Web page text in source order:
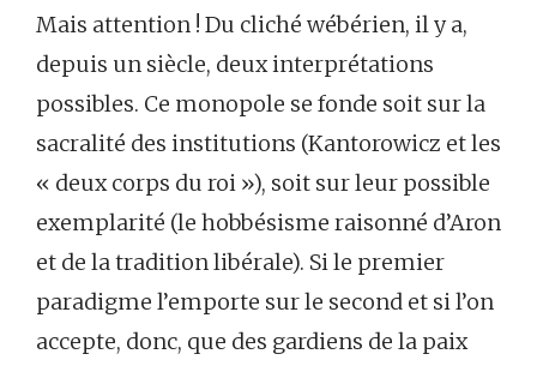
Mais attention ! Du cliché wébérien, il y a,
depuis un siècle, deux interprétations
possibles. Ce monopole se fonde soit sur la
sacralité des institutions (Kantorowicz et les
« deux corps du roi »), soit sur leur possible
exemplarité (le hobbésisme raisonné d’Aron
et de la tradition libérale). Si le premier
paradigme l’emporte sur le second et si l’on
accepte, donc, que des gardiens de la paix